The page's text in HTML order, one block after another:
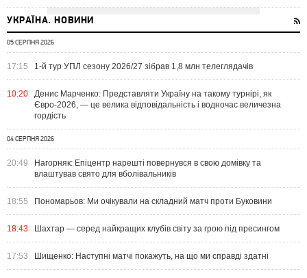
УКРАЇНА. НОВИНИ
05 СЕРПНЯ 2026
17:15 1-й тур УПЛ сезону 2026/27 зібрав 1,8 млн телеглядачів
10:20
Денис Марченко: Представляти Україну на такому турнірі, як
Євро-2026, — це велика відповідальність і водночас величезна
гордість
04 СЕРПНЯ 2026
20:49
Нагорняк: Епіцентр нарешті повернувся в свою домівку та
влаштував свято для вболівальників
18:55 Пономарьов: Ми очікували на складний матч проти Буковини
18:43 Шахтар — серед найкращих клубів світу за грою під пресингом
17:53 Шищенко: Наступні матчі покажуть, на що ми справді здатні